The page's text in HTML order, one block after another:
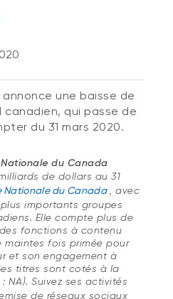
une baisse de
qui passe de
du 31 mars 2020.
du Canada
de dollars au 31
Nationale du Canada
, avec
importants groupes
Elle compte plus de
fonctions à contenu
maintes fois primée pour
et son engagement à
titres sont cotés à la
NA). Suivez ses activités
de réseaux sociaux